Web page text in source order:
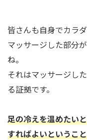
皆さんも自身でカラ
マッサージした部分
ね。
それはマッサージし
る証拠です。
足の冷えを温めたい
すればよいというこ